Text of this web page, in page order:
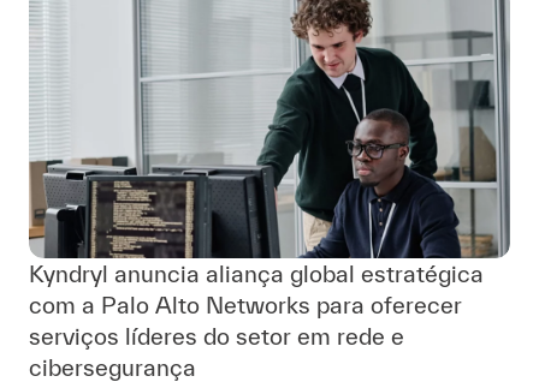
Kyndryl anuncia aliança global estratégica
com a Palo Alto Networks para oferecer
serviços líderes do setor em rede e
cibersegurança